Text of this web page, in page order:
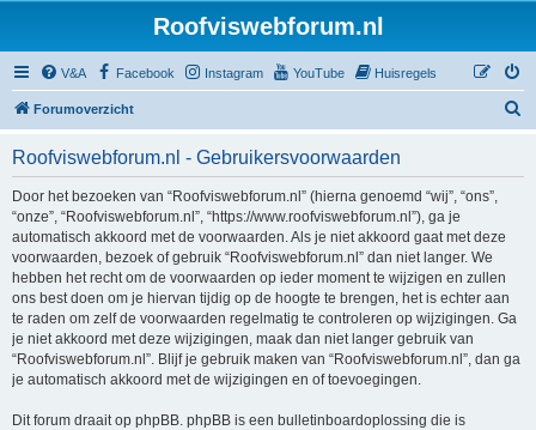
Roofviswebforum.nl
V&A Facebook Instagram YouTube Huisregels
Forumoverzicht
Roofviswebforum.nl - Gebruikersvoorwaarden
Door het bezoeken van “Roofviswebforum.nl” (hierna genoemd “wij”, “ons”,
“onze”, “Roofviswebforum.nl”, “https://www.roofviswebforum.nl”), ga je
automatisch akkoord met de voorwaarden. Als je niet akkoord gaat met deze
voorwaarden, bezoek of gebruik “Roofviswebforum.nl” dan niet langer. We
hebben het recht om de voorwaarden op ieder moment te wijzigen en zullen
ons best doen om je hiervan tijdig op de hoogte te brengen, het is echter aan
te raden om zelf de voorwaarden regelmatig te controleren op wijzigingen. Ga
je niet akkoord met deze wijzigingen, maak dan niet langer gebruik van
“Roofviswebforum.nl”. Blijf je gebruik maken van “Roofviswebforum.nl”, dan ga
je automatisch akkoord met de wijzigingen en of toevoegingen.
Dit forum draait op phpBB. phpBB is een bulletinboardoplossing die is